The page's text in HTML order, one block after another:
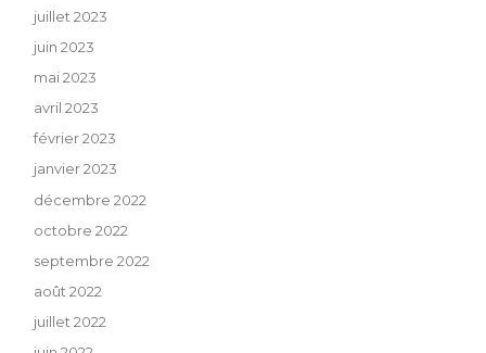
juillet 2023
juin 2023
mai 2023
avril 2023
février 2023
janvier 2023
décembre 2022
octobre 2022
septembre 2022
août 2022
juillet 2022